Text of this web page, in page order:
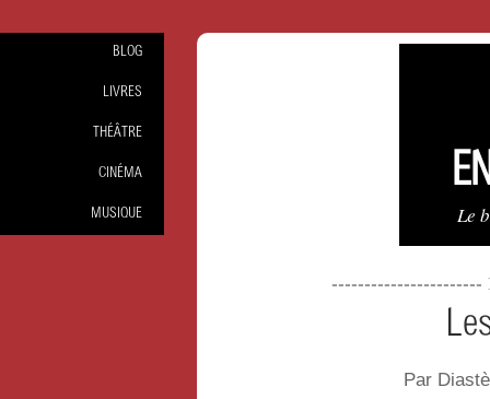
Le
-----------------------
Par
BLOG
LIVRES
THÉÂTRE
CINÉMA
MUSIQUE